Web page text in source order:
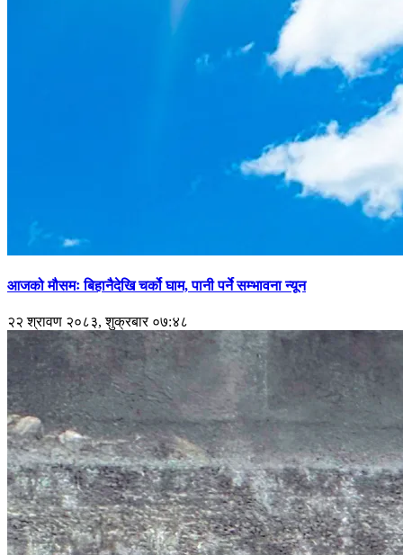
आजको मौसमः बिहानैदेखि चर्को घाम, पानी पर्ने सम्भावना न्यून
२२ श्रावण २०८३, शुक्रबार ०७:४८